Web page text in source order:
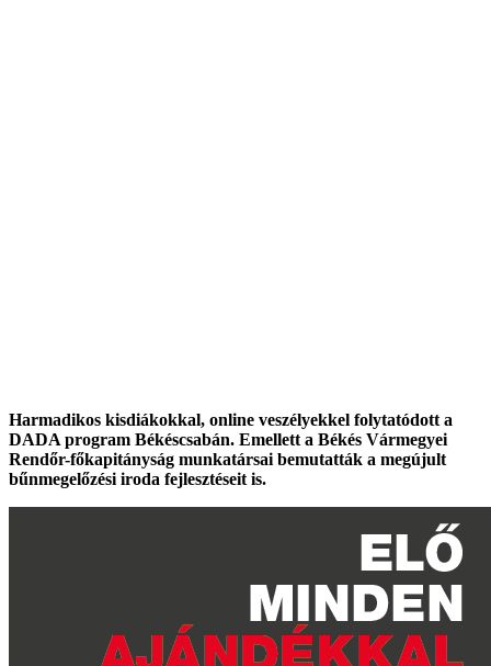
Harmadikos kisdiákokkal, online veszélyekkel folytatódott a
DADA program Békéscsabán. Emellett a Békés Vármegyei
Rendőr-főkapitányság munkatársai bemutatták a megújult
bűnmegelőzési iroda fejlesztéseit is.